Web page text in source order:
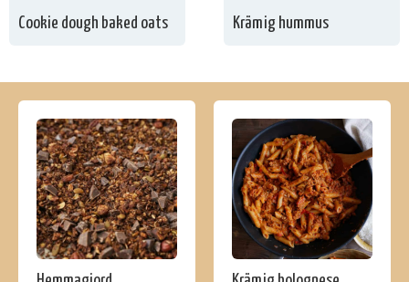
Cookie dough baked oats Krämig hummus